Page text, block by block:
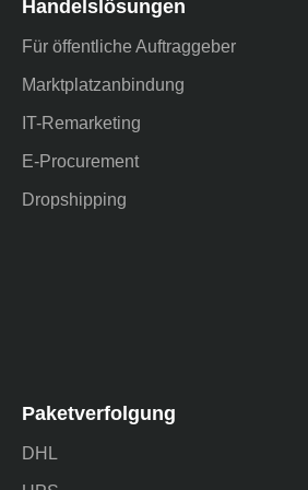
Handelslösungen
Für öffentliche Auftraggeber
Marktplatzanbindung
IT-Remarketing
E-Procurement
Dropshipping
Paketverfolgung
DHL